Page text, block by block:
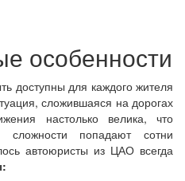
особенности
доступны для каждого жителя
сложившаяся на дорогах
настолько велика, что
попадают сотни
автоюристы из ЦАО всегда